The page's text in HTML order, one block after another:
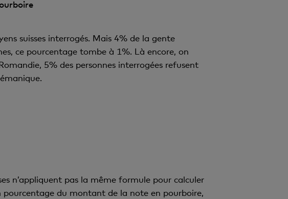
suisses interrogés. Mais 4% de la gente
ce pourcentage tombe à 1%. Là encore, on
5% des personnes interrogées refusent
n’appliquent pas la même formule pour calculer
du montant de la note en pourboire,